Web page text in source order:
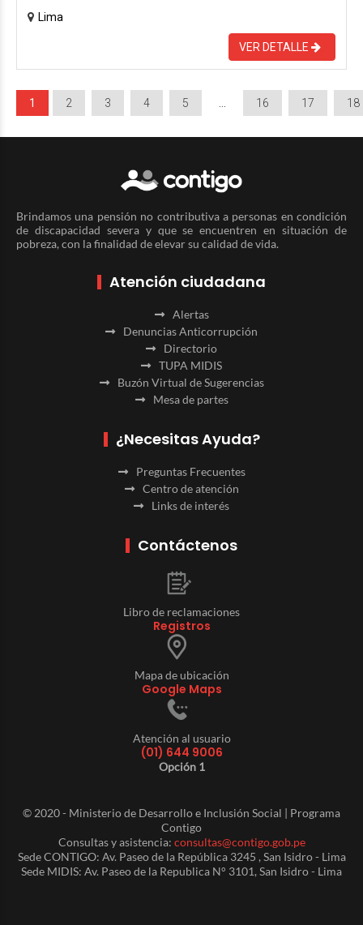
Lima
VER DETALLE
1 2 3 4 5 16 17 18
Brindamos una pensión no contributiva a personas en condición
de discapacidad severa y que se encuentren en situación de
pobreza, con la finalidad de elevar su calidad de vida.
Atención ciudadana
Alertas
Denuncias Anticorrupción
Directorio
TUPA MIDIS
Buzón Virtual de Sugerencias
Mesa de partes
¿Necesitas Ayuda?
Preguntas Frecuentes
Centro de atención
Links de interés
Contáctenos
Libro de reclamaciones
Registros
Mapa de ubicación
Google Maps
Atención al usuario
(01) 644 9006
Opción 1
© 2020 - Ministerio de Desarrollo e Inclusión Social | Programa
Contigo
Consultas y asistencia: consultas@contigo.gob.pe
Sede CONTIGO: Av. Paseo de la República 3245 , San Isidro - Lima
Sede MIDIS: Av. Paseo de la Republica N° 3101, San Isidro - Lima